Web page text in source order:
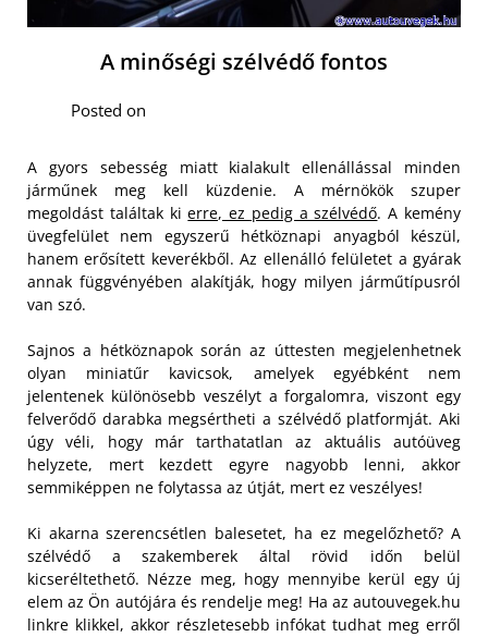
A minőségi szélvédő fontos
Posted on
A gyors sebesség miatt kialakult ellenállással minden
járműnek meg kell küzdenie. A mérnökök szuper
megoldást találtak kierre, ez pedig a szélvédő. A kemény
üvegfelület nem egyszerű hétköznapi anyagból készül,
hanem erősített keverékből. Az ellenálló felületet a gyárak
annak függvényében alakítják, hogy milyen járműtípusról
van szó.
Sajnos a hétköznapok során az úttesten megjelenhetnek
olyan miniatűr kavicsok, amelyek egyébként nem
jelentenek különösebb veszélyt a forgalomra, viszont egy
felverődő darabka megsértheti a szélvédő platformját. Aki
úgy véli, hogy már tarthatatlan az aktuális autóüveg
helyzete, mert kezdett egyre nagyobb lenni, akkor
semmiképpen ne folytassa az útját, mert ez veszélyes!
Ki akarna szerencsétlen balesetet, ha ez megelőzhető? A
szélvédő a szakemberek által rövid időn belül
kicseréltethető. Nézze meg, hogy mennyibe kerül egy új
elem az Ön autójára és rendelje meg! Ha az autouvegek.hu
linkre klikkel, akkor részletesebb infókat tudhat meg erről